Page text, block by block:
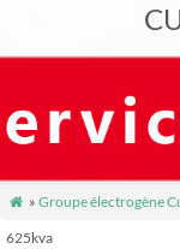
 » Groupe électrogène
625kva